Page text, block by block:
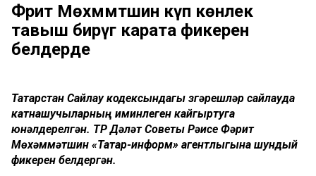
Фәрит Мөхәммәтшин күп көнлек
тавыш бирүгә карата фикерен
белдерде
Татарстан Сайлау кодексындагы үзгәрешләр сайлауда
катнашучыларның иминлеген кайгыртуга
юнәлдерелгән. ТР Дәүләт Советы Рәисе Фәрит
Мөхәммәтшин «Татар-информ» агентлыгына шундый
фикерен белдергән.